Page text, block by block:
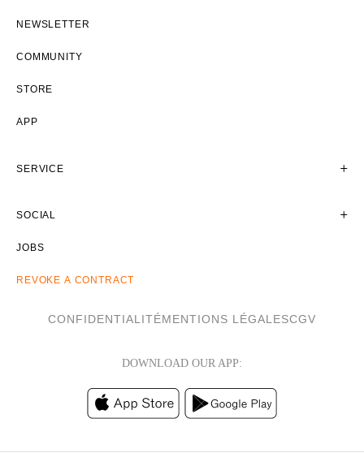
NEWSLETTER
COMMUNITY
STORE
APP
SERVICE
SOCIAL
JOBS
REVOKE A CONTRACT
CONFIDENTIALITÉMENTIONS LÉGALESCGV
DOWNLOAD OUR APP: